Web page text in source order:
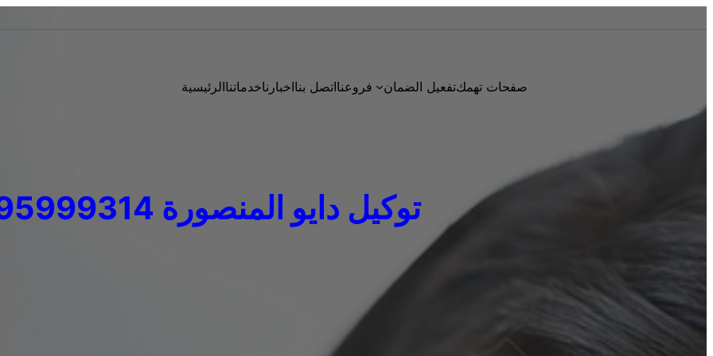
الرئيسيةخدماتنااخبارنااتصل بنافروعنا تفعيل الضمانصفحات تهمك
توكيل دايو المنصورة 01095999314